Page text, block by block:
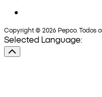
Copyright © 2026 Pepco. Todos
Selected Language: